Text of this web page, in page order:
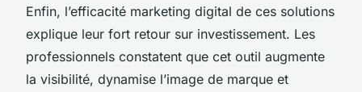
Enfin, l’efficacité marketing digital de ces solutions
explique leur fort retour sur investissement. Les
professionnels constatent que cet outil augmente
la visibilité, dynamise l’image de marque et